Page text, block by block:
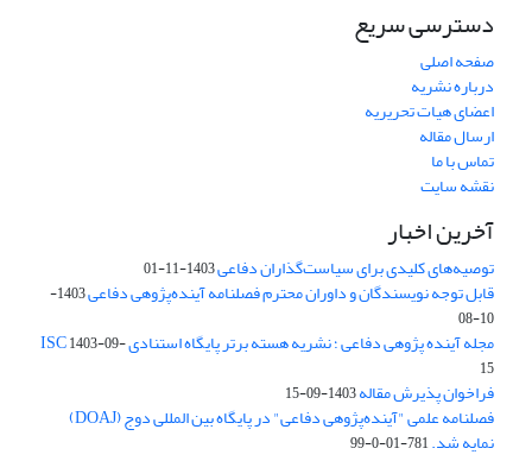
دسترسی سریع
صفحه اصلی
درباره نشریه
اعضای هیات تحریریه
ارسال مقاله
تماس با ما
نقشه سایت
آخرین اخبار
توصیه‌های کلیدی برای سیاست‌گذاران دفاعی1403-11-01
قابل توجه نویسندگان و داوران محترم فصلنامه آینده‌پژوهی دفاعی
1403-
10-08
مجله آینده پژوهی دفاعی ؛ نشریه هسته برتر پایگاه استنادی ISC1403-09-
15
فراخوان پذیرش مقاله1403-09-15
فصلنامه علمی "آینده‌پژوهی دفاعی" در پایگاه بین المللی دوج (DOAJ)
نمایه شد.781-01-0-99